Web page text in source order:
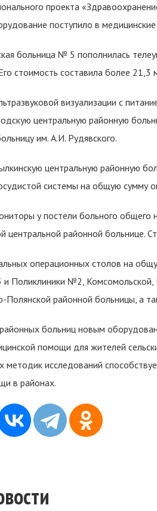
проекта
поступило в
больница № 5 пополнилась
стоимость составила более 21,3
визуализации с
центральную районную
им. А.И. Рудявского.
центральную районную
системы на общую сумму
у постели больного общего
центральной районной больнице.
операционных столов на
Поликлиники №2, Комсомольской,
районной больницы, а
больниц новым
помощи для жителей
исследований
в районах.